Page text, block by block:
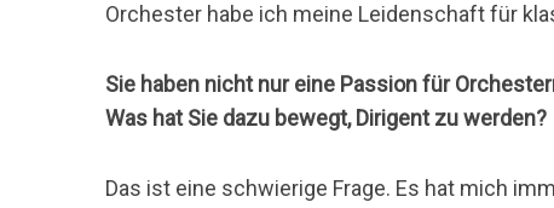
Orchester habe ich meine Leidenschaft für
Sie haben nicht nur eine Passion für
Was hat Sie dazu bewegt, Dirigent zu werden?
Das ist eine schwierige Frage. Es hat mich